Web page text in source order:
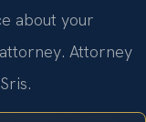
about your
Attorney